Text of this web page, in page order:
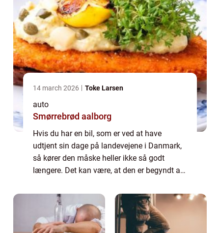
14 march 2026 Toke Larsen
auto
Smørrebrød aalborg
Hvis du har en bil, som er ved at have
udtjent sin dage på landevejene i Danmark,
så kører den måske heller ikke så godt
længere. Det kan være, at den er begyndt at
er den ikke længere forsvarlig at køre ...